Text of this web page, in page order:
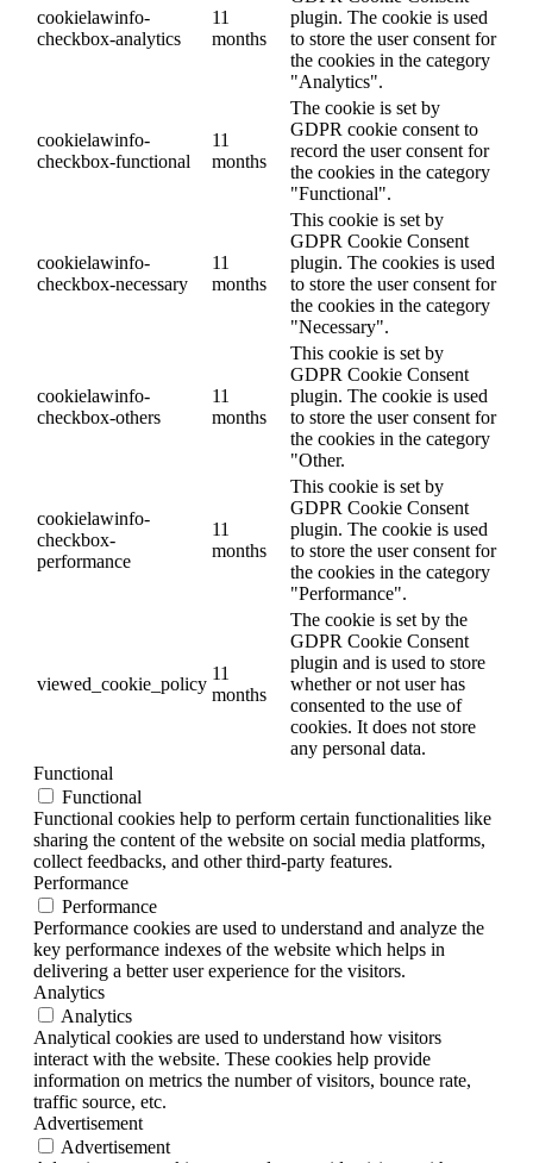
cookielawinfo-
checkbox-analytics
11
months
plugin. The cookie is used
to store the user consent for
the cookies in the category
"Analytics".
cookielawinfo-
checkbox-functional
11
months
The cookie is set by
GDPR cookie consent to
record the user consent for
the cookies in the category
"Functional".
cookielawinfo-
checkbox-necessary
11
months
This cookie is set by
GDPR Cookie Consent
plugin. The cookies is used
to store the user consent for
the cookies in the category
"Necessary".
cookielawinfo-
checkbox-others
11
months
This cookie is set by
GDPR Cookie Consent
plugin. The cookie is used
to store the user consent for
the cookies in the category
"Other.
cookielawinfo-
checkbox-
performance
11
months
This cookie is set by
GDPR Cookie Consent
plugin. The cookie is used
to store the user consent for
the cookies in the category
"Performance".
viewed_cookie_policy
11
months
The cookie is set by the
GDPR Cookie Consent
plugin and is used to store
whether or not user has
consented to the use of
cookies. It does not store
any personal data.
Functional
Functional
Functional cookies help to perform certain functionalities like
sharing the content of the website on social media platforms,
collect feedbacks, and other third-party features.
Performance
Performance
Performance cookies are used to understand and analyze the
key performance indexes of the website which helps in
delivering a better user experience for the visitors.
Analytics
Analytics
Analytical cookies are used to understand how visitors
interact with the website. These cookies help provide
information on metrics the number of visitors, bounce rate,
traffic source, etc.
Advertisement
Advertisement